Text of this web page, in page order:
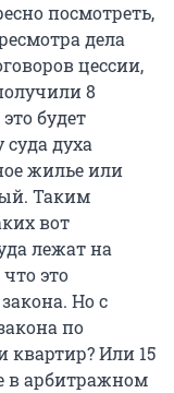
посмотреть,
дела
цессии,
8
будет
духа
жилье или
Таким
вот
лежат на
это
Но с
по
квартир? Или 15
в арбитражном